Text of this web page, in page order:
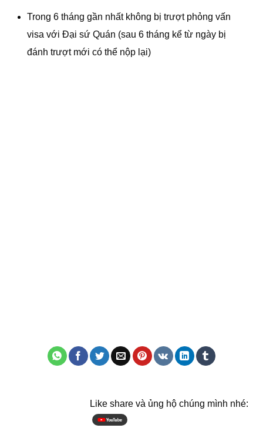
Trong 6 tháng gần nhất không bị trượt phỏng vấn
visa với Đại sứ Quán (sau 6 tháng kể từ ngày bị
đánh trượt mới có thể nộp lại)
Like share và ủng hộ chúng mình nhé: